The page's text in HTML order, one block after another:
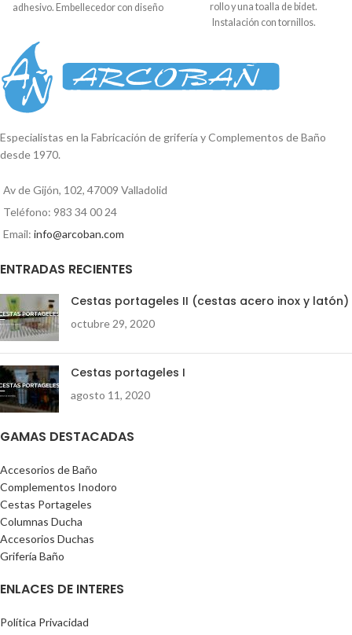
adhesivo. Embellecedor con diseño
expositora. Diámetro soporte: 5,5
rollo y una toalla de bidet.
Instalación con tornillos.
expositora. Medida embellecedor:
5cm x 5cm Largo: 28,5cm
vídeo
Especialistas en la Fabricación de grifería y Complementos de Baño
desde 1970.
Av de Gijón, 102, 47009 Valladolid
Teléfono: 983 34 00 24
Email: info@arcoban.com
ENTRADAS RECIENTES
Cestas portageles II (cestas acero inox y latón)
octubre 29, 2020
Cestas portageles I
agosto 11, 2020
GAMAS DESTACADAS
Accesorios de Baño
Complementos Inodoro
Cestas Portageles
Columnas Ducha
Accesorios Duchas
Grifería Baño
ENLACES DE INTERES
Política Privacidad